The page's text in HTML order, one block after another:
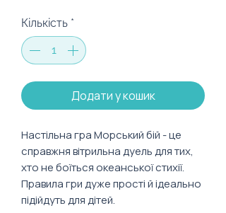
Кількість *
Додати у кошик
Настільна гра Морський бій - це
справжня вітрильна дуель для тих,
хто не боїться океанської стихії.
Правила гри дуже прості й ідеально
підійдуть для дітей.